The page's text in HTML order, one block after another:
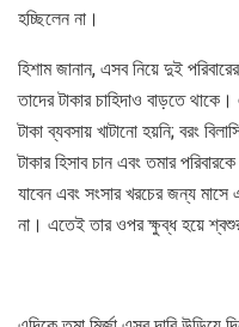
হচ্ছিলেন না।
হিশাম জানান, এসব নিয়ে দুই
তাদের টাকার চাহিদাও বাড়তে
টাকা ব্যবসায় খাটানো হয়নি; বরং
টাকার হিসাব চান এবং তমার
যাবেন এবং সংসার খরচের জন্য মাসে
না। এতেই তার ওপর ক্ষুব্ধ হয়ে